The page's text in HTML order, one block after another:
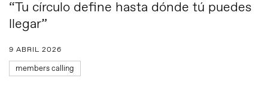
“Tu círculo define hasta dónde tú puedes
llegar”
9 ABRIL 2026
members calling